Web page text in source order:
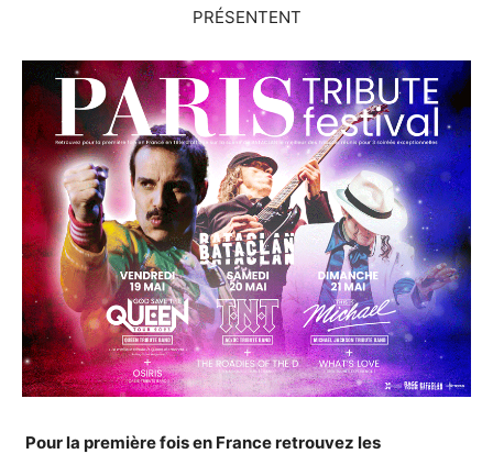
PRÉSENTENT
Pour la première fois en France retrouvez les